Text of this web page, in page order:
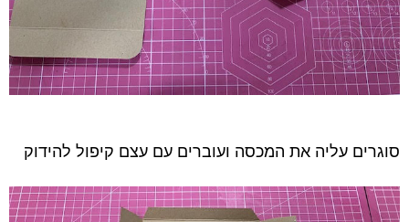
סוגרים עליה את המכסה ועוברים עם עצם קיפול להידוק